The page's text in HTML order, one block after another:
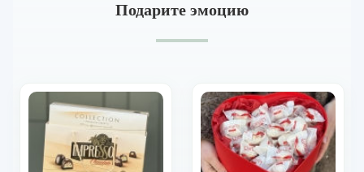
Подарите эмоцию